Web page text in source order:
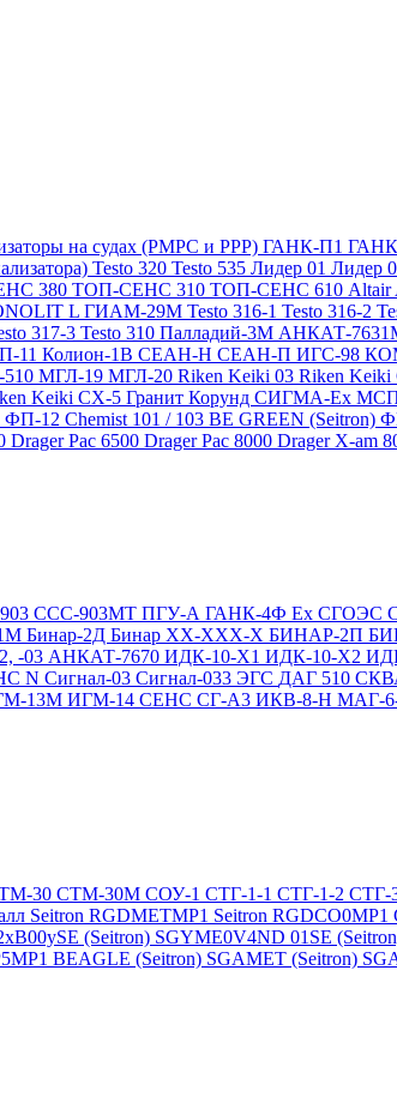
на судах (РМРС и РРР) ГАНК-П1
Testo 320 Testo 535 Лидер 01 Лидер
380 ТОП-СЕНС 310 ТОП-СЕНС 610 Altair
L ГИАМ-29М Testo 316-1 Testo 316-2
317-3 Testo 310 Палладий-3М АНКАТ-
11 Колион-1В СЕАН-Н СЕАН-П ИГС-98
МГЛ-19 МГЛ-20 Riken Keiki 03 Riken Keiki
Keiki CX-5 Гранит Корунд СИГМА-Ех
ФП-12 Chemist 101 / 103 BE GREEN (Seitron)
Drager Pac 6500 Drager Pac 8000 Drager X-am
ССС-903МТ ПГУ-А ГАНК-4Ф Ex СГОЭС
Бинар-2Д Бинар ХХ-ХХХ-Х БИНАР-2П
-03 АНКАТ-7670 ИДК-10-Х1 ИДК-10-Х2
N Сигнал-03 Сигнал-033 ЭГС ДАГ 510
13М ИГМ-14 СЕНС СГ-А3 ИКВ-8-Н МАГ-
30 СТМ-30М СОУ-1 СТГ-1-1 СТГ-1-2 СТГ-
Seitron RGDMETMP1 Seitron RGDCO0MP1
(Seitron) SGYME0V4ND 01SE
BEAGLE (Seitron) SGAMET (Seitron)